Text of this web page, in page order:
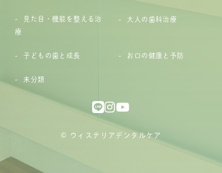
見た目・機能を整える治
療
大人の歯科治療
子どもの歯と成長 お口の健康と予防
未分類
© ウィステリアデンタルケア